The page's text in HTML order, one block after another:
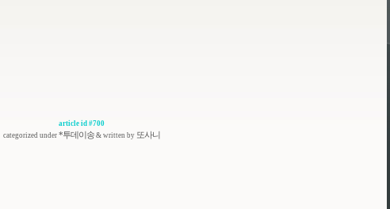
article id #700
categorized under *투데이송 & written by 또사니